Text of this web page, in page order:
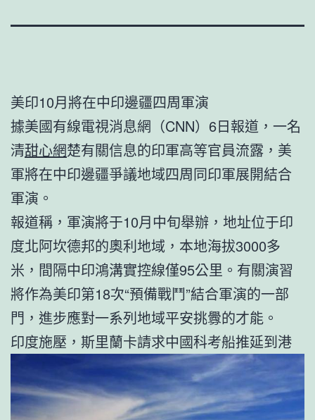
美印10月將在中印邊疆四周軍演
據美國有線電視消息網（CNN）6日報道，一名
清甜心網楚有關信息的印軍高等官員流露，美
軍將在中印邊疆爭議地域四周同印軍展開結合
軍演。
報道稱，軍演將于10月中旬舉辦，地址位于印
度北阿坎德邦的奧利地域，本地海拔3000多
米，間隔中印鴻溝實控線僅95公里。有關演習
將作為美印第18次“預備戰鬥”結合軍演的一部
門，進步應對一系列地域平安挑釁的才能。
印度施壓，斯里蘭卡請求中國科考船推延到港